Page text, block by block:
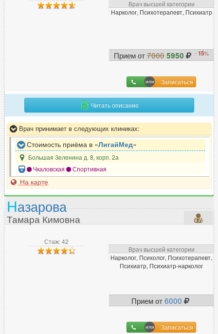
13
300
10
Цефалголог 32
Ч
Челюстно-лицевой хирург 63
Э
Эмбриолог 7
Эндокринолог
Эндоскопист 100
30
Врач высшей категории
Нарколог, Психотерапевт, Психиатр
Прием от7000 5950 -15%
Записаться
Читать описание
Врач принимает в следующих клиниках:
Стоимость приёма в «ЛигайМед»
Большая Зеленина д. 8, корп. 2а
Чкаловская
Спортивная
На карте
Стаж: 42
Врач высшей категории
Нарколог, Психолог, Психотерапевт,
Психиатр, Психиатр-нарколог
Прием от6000
Записаться
Назарова
Тамара Кимовна